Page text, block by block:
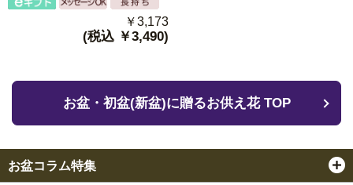
￥3,173
(税込 ￥3,490)
お盆・初盆(新盆)に贈るお供え花 TOP
お盆コラム特集